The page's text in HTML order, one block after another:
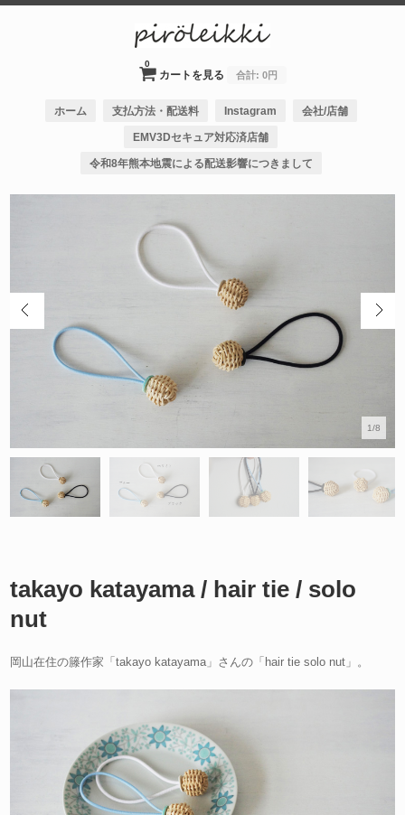
カートを見る
0
合計: 0円
ホーム 支払方法・配送料 Instagram 会社/店舗
EMV3Dセキュア対応済店舗
令和8年熊本地震による配送影響につきまして
1/8
takayo katayama / hair tie / solo
nut
岡山在住の籐作家「takayo katayama」さんの「hair tie solo nut」。